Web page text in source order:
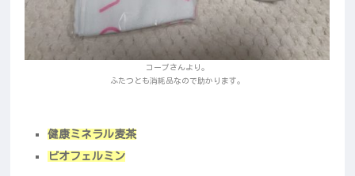
コープさんより。
ふたつとも消耗品なので助かります。
健康ミネラル麦茶
ビオフェルミン